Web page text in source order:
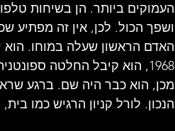
העמוקים ביותר. הן בשיחות
ושפך הכול. לכן, אין זה מפתיע
האדם הראשון שעלה במוחו. הוא
1968, הוא קיבל החלטה
מכן, הוא כבר היה שם. ברגע
הנכון. לורל קניון הרגיש כמו